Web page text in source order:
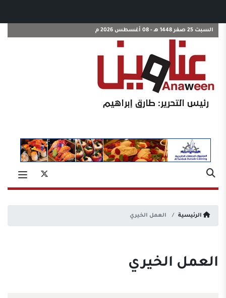
السبت 25 صفر 1448 هـ - 08 أغسطس 2026 م
الرئيسية العمل الخيري
العمل الخيري